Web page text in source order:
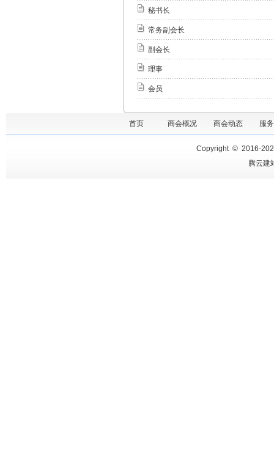
秘书长
常务副会长
副会长
理事
会员
首页 商会概况 商会动态 服
Copyright © 2016-
腾云建